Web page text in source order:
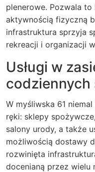
plenerowe. Pozwala
aktywnością fizyczną
infrastruktura sprzyja
rekreacji i organizacji
Usługi w
codziennych
W myśliwska 61
ręki: sklepy
salony urody, a także
możliwością dostawy
rozwinięta
docenianą przez wielu